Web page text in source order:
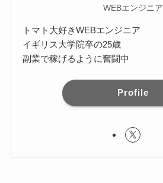
WEBエンジニア
トマト大好きWEBエンジニア
イギリス大学院卒の25歳
副業で稼げるように奮闘中
Profile